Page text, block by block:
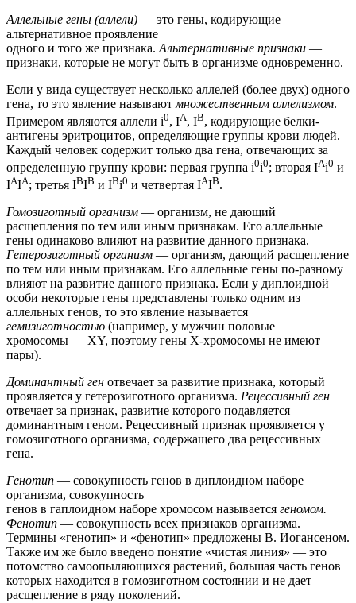
Аллельные гены (аллели) — это гены, кодирующие
альтернативное проявление
одного и того же признака. Альтернативные признаки —
признаки, которые не могут быть в организме одновременно.
Если у вида существует несколько аллелей (более двух) одного
гена, то это явление называют множественным аллелизмом.
Примером являются аллели i0, IА, IВ, кодирующие белки-
антигены эритроцитов, определяющие группы крови людей.
Каждый человек содержит только два гена, отвечающих за
определенную группу крови: первая группа i0i0; вторая IАi0 и
IАIА; третья IВIВ и IВi0 и четвертая IАIВ.
Гомозиготный организм — организм, не дающий
расщепления по тем или иным признакам. Его аллельные
гены одинаково влияют на развитие данного признака.
Гетерозиготный организм — организм, дающий расщепление
по тем или иным признакам. Его аллельные гены по-разному
влияют на развитие данного признака. Если у диплоидной
особи некоторые гены представлены только одним из
аллельных генов, то это явление называется
гемизиготностью (например, у мужчин половые
хромосомы — XY, поэтому гены X-хромосомы не имеют
пары).
Доминантный ген отвечает за развитие признака, который
проявляется у гетерозиготного организма. Рецессивный ген
отвечает за признак, развитие которого подавляется
доминантным геном. Рецессивный признак проявляется у
гомозиготного организма, содержащего два рецессивных
гена.
Генотип — совокупность генов в диплоидном наборе
организма, совокупность
генов в гаплоидном наборе хромосом называется геномом.
Фенотип — совокупность всех признаков организма.
Термины «генотип» и «фенотип» предложены В. Иогансеном.
Также им же было введено понятие «чистая линия» — это
потомство самоопыляющихся растений, большая часть генов
которых находится в гомозиготном состоянии и не дает
расщепление в ряду поколений.